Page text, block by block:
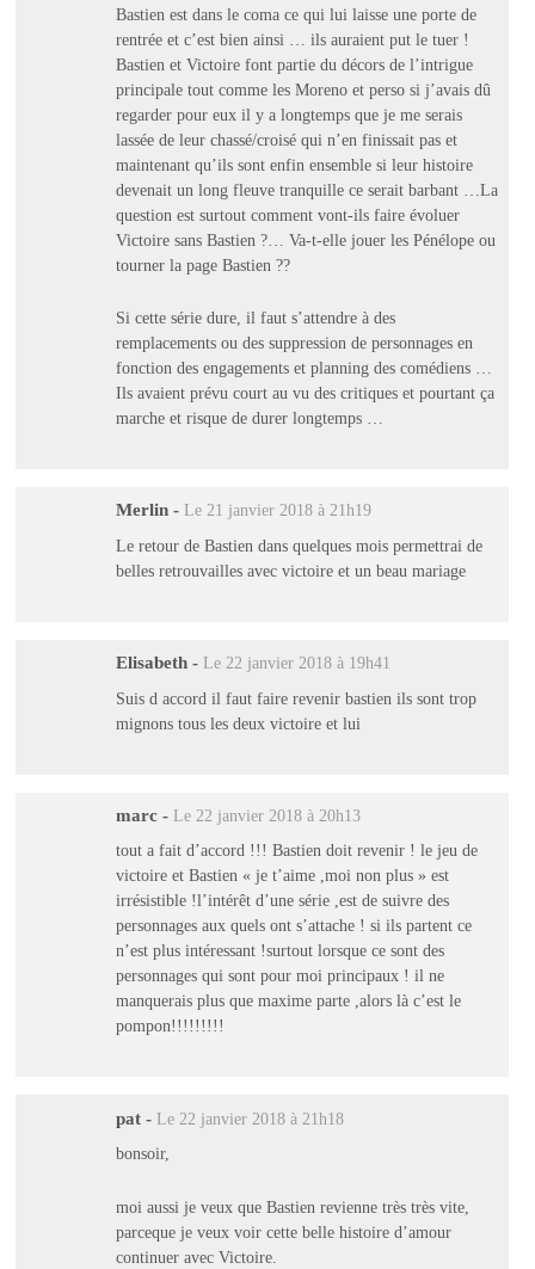
Bastien est dans le coma ce qui lui laisse une porte de
rentrée et c’est bien ainsi … ils auraient put le tuer !
Bastien et Victoire font partie du décors de l’intrigue
principale tout comme les Moreno et perso si j’avais dû
regarder pour eux il y a longtemps que je me serais
lassée de leur chassé/croisé qui n’en finissait pas et
maintenant qu’ils sont enfin ensemble si leur histoire
devenait un long fleuve tranquille ce serait barbant …La
question est surtout comment vont-ils faire évoluer
Victoire sans Bastien ?… Va-t-elle jouer les Pénélope ou
tourner la page Bastien ??
Si cette série dure, il faut s’attendre à des
remplacements ou des suppression de personnages en
fonction des engagements et planning des comédiens …
Ils avaient prévu court au vu des critiques et pourtant ça
marche et risque de durer longtemps …
Merlin - Le 21 janvier 2018 à 21h19
Le retour de Bastien dans quelques mois permettrai de
belles retrouvailles avec victoire et un beau mariage
Elisabeth - Le 22 janvier 2018 à 19h41
Suis d accord il faut faire revenir bastien ils sont trop
mignons tous les deux victoire et lui
marc - Le 22 janvier 2018 à 20h13
tout a fait d’accord !!! Bastien doit revenir ! le jeu de
victoire et Bastien « je t’aime ,moi non plus » est
irrésistible !l’intérêt d’une série ,est de suivre des
personnages aux quels ont s’attache ! si ils partent ce
n’est plus intéressant !surtout lorsque ce sont des
personnages qui sont pour moi principaux ! il ne
manquerais plus que maxime parte ,alors là c’est le
pompon!!!!!!!!!
pat - Le 22 janvier 2018 à 21h18
bonsoir,
moi aussi je veux que Bastien revienne très très vite,
parceque je veux voir cette belle histoire d’amour
continuer avec Victoire.